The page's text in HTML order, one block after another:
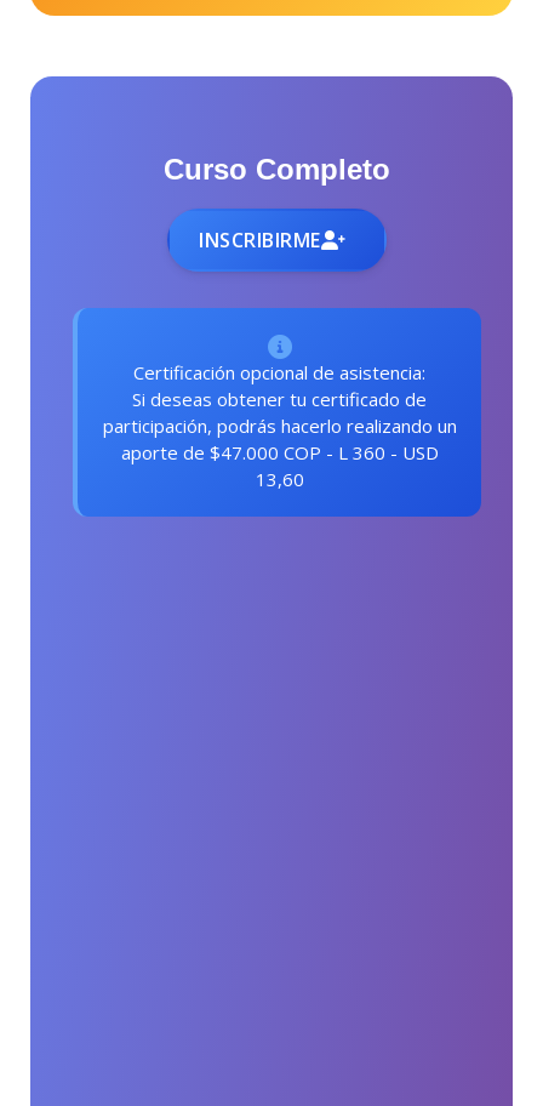
Curso Completo
INSCRIBIRME
Certificación opcional de asistencia:
Si deseas obtener tu certificado de
participación, podrás hacerlo realizando un
aporte de $47.000 COP - L 360 - USD
13,60